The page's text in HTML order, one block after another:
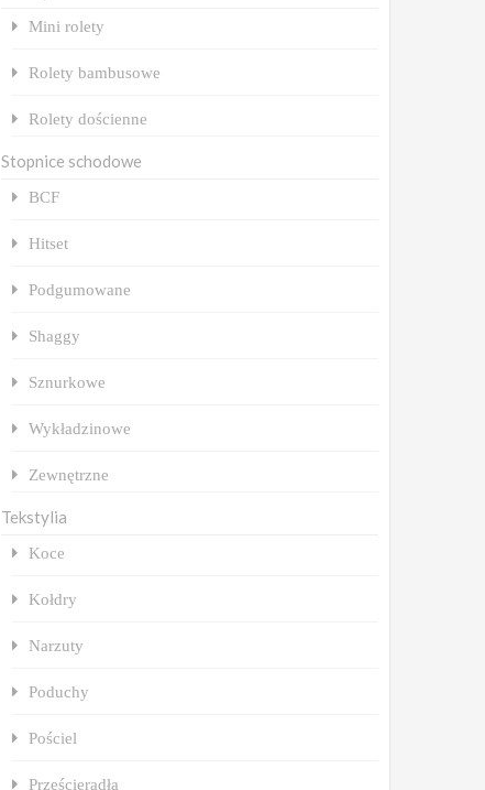
Mini rolety
Rolety bambusowe
Rolety dościenne
Stopnice schodowe
BCF
Hitset
Podgumowane
Shaggy
Sznurkowe
Wykładzinowe
Zewnętrzne
Tekstylia
Koce
Kołdry
Narzuty
Poduchy
Pościel
Prześcieradła